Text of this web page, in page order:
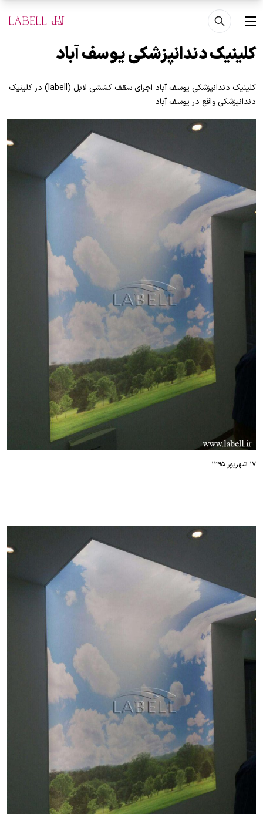
رفتن به محتوای اصلی
منو
کلینیک دندانپزشکی یوسف آباد
کلینیک دندانپزشکی یوسف آباد اجرای سقف کششی لابل (labell) در کلینیک
دندانپزشکی واقع در یوسف آباد
۱۷ شهریور ۱۳۹۵